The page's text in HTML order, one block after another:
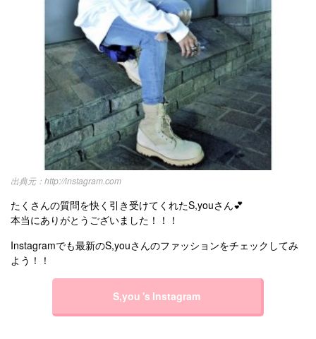
http://instagram.com
たくさんの質問を快く引き受けてくれたS,youさん💕
本当にありがとうございました！！！
Instagramでも最新のS,youさんのファッションをチェックしてみ
よう！！
S,you 's Instagram